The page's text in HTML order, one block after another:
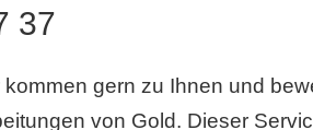
37
gern zu Ihnen und
von Gold. Dieser